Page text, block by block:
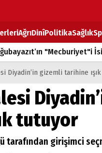
AğrıDinîPolitikaSağlık
"Mecburiyet"i
Ekmek
çocukların
ve HÜKÜMET
CADDESİ YAZ BOZ TAHTASI
Diyadin’in gizemli tarihine
tutuyor
tarafından girişimci